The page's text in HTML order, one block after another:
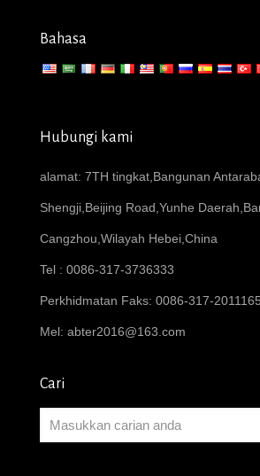
Bahasa
Hubungi kami
alamat: 7TH tingkat,Bangunan
Shengji,Beijing Road,Yunhe
Cangzhou,Wilayah Hebei,China
Tel : 0086-317-3736333
Perkhidmatan Faks: 0086-317-2011165
Mel: abter2016@163.com
Cari